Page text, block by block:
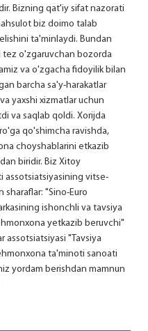
Bizning qat'iy sifat nazorati
biz doimo talab
ta'minlaydi. Bundan
tez o'zgaruvchan bozorda
va o'zgacha fidoyilik bilan
barcha sa'y-harakatlar
yaxshi xizmatlar uchun
va saqlab qoldi. Xorijda
qo'shimcha ravishda,
choyshablarini etkazib
biridir. Biz Xitoy
assotsiatsiyasining vitse-
"Sino-Euro
ishonchli va tavsiya
yetkazib beruvchi"
assotsiatsiyasi "Tavsiya
ta'minoti sanoati
yordam berishdan mamnun